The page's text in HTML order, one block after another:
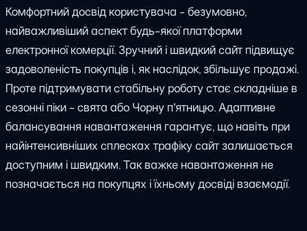
Комфортний досвід користувача - безумовно,
найважливіший аспект будь-якої платформи
електронної комерції. Зручний і швидкий сайт підвищує
задоволеність покупців і, як наслідок, збільшує продажі.
Проте підтримувати стабільну роботу стає складніше в
сезонні піки - свята або Чорну п'ятницю. Адаптивне
балансування навантаження гарантує, що навіть при
найінтенсивніших сплесках трафіку сайт залишається
доступним і швидким. Так важке навантаження не
позначається на покупцях і їхньому досвіді взаємодії.